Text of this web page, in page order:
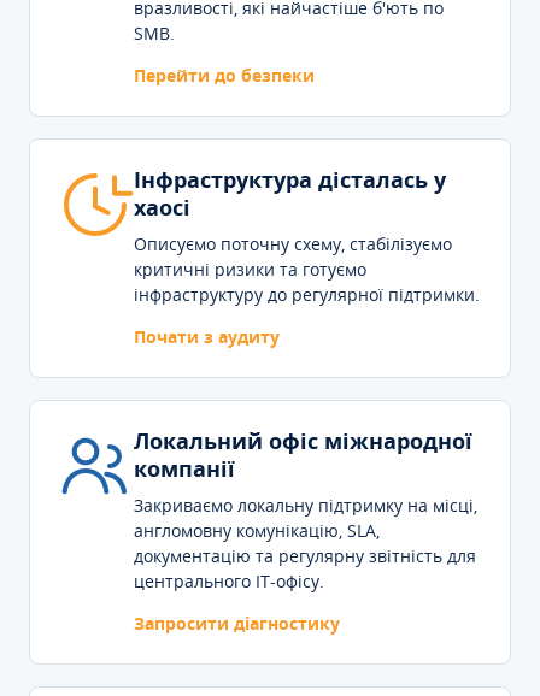
вразливості, які найчастіше б'ють по
SMB.
Перейти до безпеки
Інфраструктура дісталась у
хаосі
Описуємо поточну схему, стабілізуємо
критичні ризики та готуємо
інфраструктуру до регулярної підтримки.
Почати з аудиту
Локальний офіс міжнародної
компанії
Закриваємо локальну підтримку на місці,
англомовну комунікацію, SLA,
документацію та регулярну звітність для
центрального IT-офісу.
Запросити діагностику